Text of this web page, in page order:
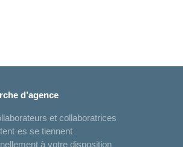
d’agence
et collaboratrices
se tiennent
à votre disposition